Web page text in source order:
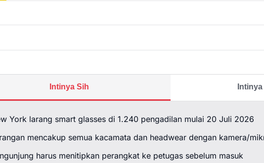
Intinya Sih
York larang smart glasses di 1.240 pengadilan mulai 20 Juli 2026
mencakup semua kacamata dan headwear dengan kamera/
harus menitipkan perangkat ke petugas sebelum masuk